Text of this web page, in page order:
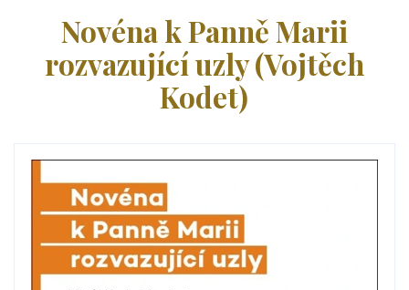
Novéna k Panně Marii
rozvazující uzly (Vojtěch
Kodet)